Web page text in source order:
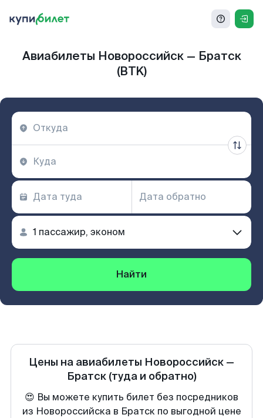
Авиабилеты Новороссийск — Братск
(BTK)
Найти
Цены на авиабилеты Новороссийск —
Братск (туда и обратно)
😍 Вы можете купить билет без посредников
из Новороссийска в Братск по выгодной цене